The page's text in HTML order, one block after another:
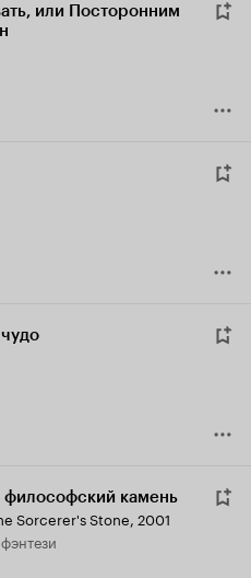
или Посторонним
философский камень
Sorcerer's Stone, 2001